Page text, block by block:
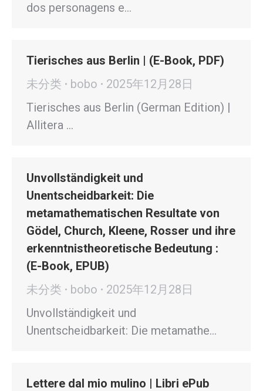
dos personagens e…
Tierisches aus Berlin | (E-Book, PDF)
未分类
bobo
2025年12月28日
Tierisches aus Berlin (German Edition) |
Allitera …
Unvollständigkeit und
Unentscheidbarkeit: Die
metamathematischen Resultate von
Gödel, Church, Kleene, Rosser und ihre
erkenntnistheoretische Bedeutung :
(E-Book, EPUB)
未分类
bobo
2025年12月28日
Unvollständigkeit und
Unentscheidbarkeit: Die metamathe…
Lettere dal mio mulino | Libri ePub